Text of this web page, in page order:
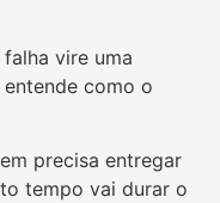
vire uma
como o
precisa entregar
tempo vai durar o